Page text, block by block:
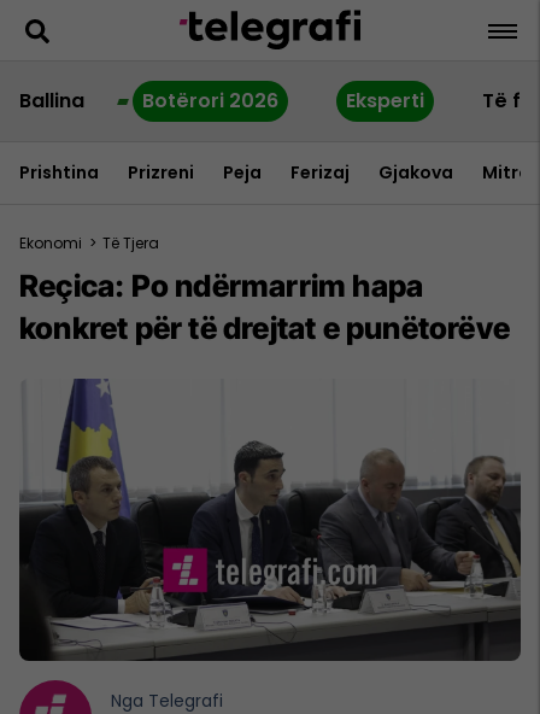
Ballina Botërori 2026 Eksperti Të
Prishtina Prizreni Peja Ferizaj Gjakova
Ekonomi > Të Tjera
Reçica: Po ndërmarrim hapa
konkret për të drejtat e punëtorëve
Nga Telegrafi